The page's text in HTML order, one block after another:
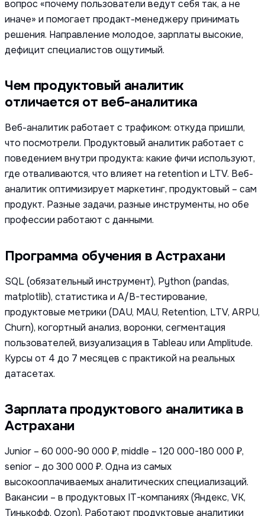
вопрос «почему пользователи ведут себя так, а не
иначе» и помогает продакт-менеджеру принимать
решения. Направление молодое, зарплаты высокие,
дефицит специалистов ощутимый.
Чем продуктовый аналитик
отличается от веб-аналитика
Веб-аналитик работает с трафиком: откуда пришли,
что посмотрели. Продуктовый аналитик работает с
поведением внутри продукта: какие фичи используют,
где отваливаются, что влияет на retention и LTV. Веб-
аналитик оптимизирует маркетинг, продуктовый – сам
продукт. Разные задачи, разные инструменты, но обе
профессии работают с данными.
Программа обучения в Астрахани
SQL (обязательный инструмент), Python (pandas,
matplotlib), статистика и A/B-тестирование,
продуктовые метрики (DAU, MAU, Retention, LTV, ARPU,
Churn), когортный анализ, воронки, сегментация
пользователей, визуализация в Tableau или Amplitude.
Курсы от 4 до 7 месяцев с практикой на реальных
датасетах.
Зарплата продуктового аналитика в
Астрахани
Junior – 60 000-90 000 ₽, middle – 120 000-180 000 ₽,
senior – до 300 000 ₽. Одна из самых
высокооплачиваемых аналитических специализаций.
Вакансии – в продуктовых IT-компаниях (Яндекс, VK,
Тинькофф, Ozon). Работают продуктовые аналитики